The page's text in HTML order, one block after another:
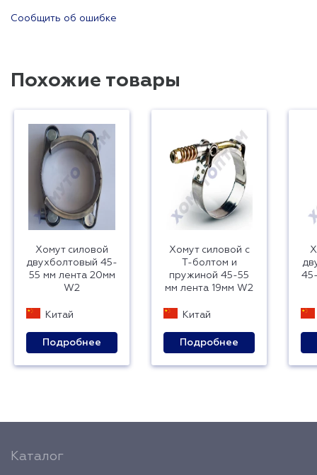
Сообщить об ошибке
Похожие товары
Хомут силовой
двухболтовый 45-
55 мм лента 20мм
W2
Китай
Подробнее
Хомут силовой с
Т-болтом и
пружиной 45-55
мм лента 19мм W2
Китай
Подробнее
Каталог